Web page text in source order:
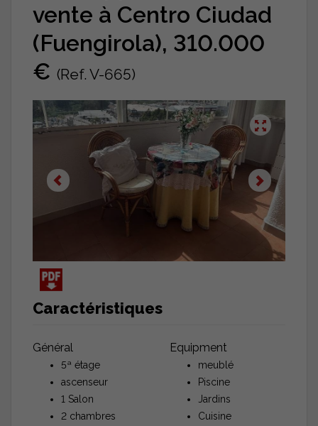
vente à Centro Ciudad
(Fuengirola), 310.000
€ (Ref. V-665)
Caractéristiques
Général
5ª étage
ascenseur
1 Salon
2 chambres
Equipment
meublé
Piscine
Jardins
Cuisine